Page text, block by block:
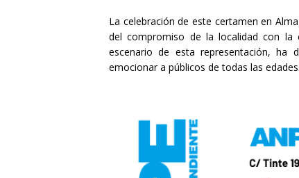
La celebración de este certamen en
del compromiso de la localidad con la
escenario de esta representación, ha
emocionar a públicos de todas las edades.